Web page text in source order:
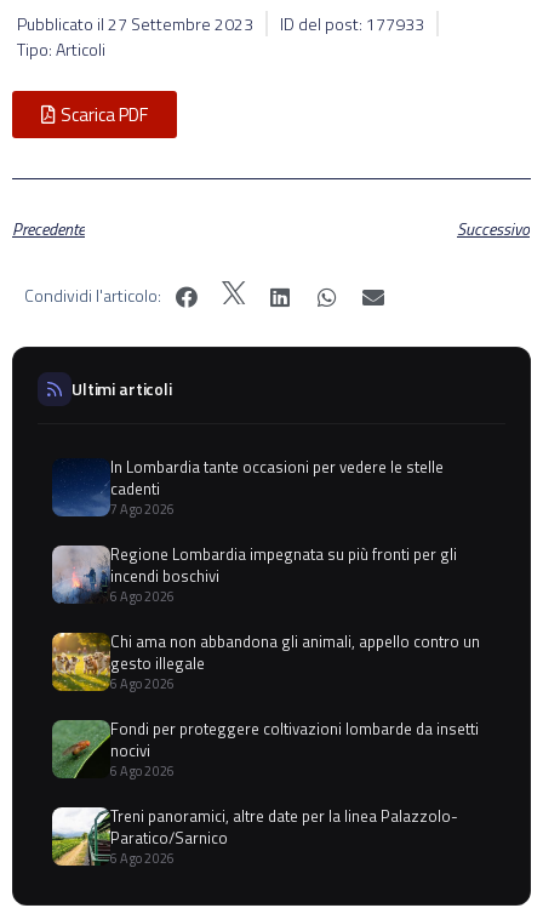
Pubblicato il27 Settembre 2023
ID del post: 177933
Tipo: Articoli
Scarica PDF
Precedente Successivo
Condividi l'articolo:
Ultimi articoli
In Lombardia tante occasioni per vedere le stelle
cadenti
7 Ago 2026
Regione Lombardia impegnata su più fronti per gli
incendi boschivi
6 Ago 2026
Chi ama non abbandona gli animali, appello contro un
gesto illegale
6 Ago 2026
Fondi per proteggere coltivazioni lombarde da insetti
nocivi
6 Ago 2026
Treni panoramici, altre date per la linea Palazzolo-
Paratico/Sarnico
6 Ago 2026